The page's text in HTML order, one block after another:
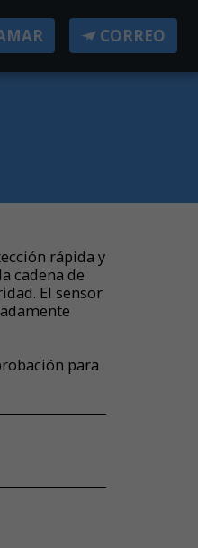
CORREO
rápida y
cadena de
El sensor
para